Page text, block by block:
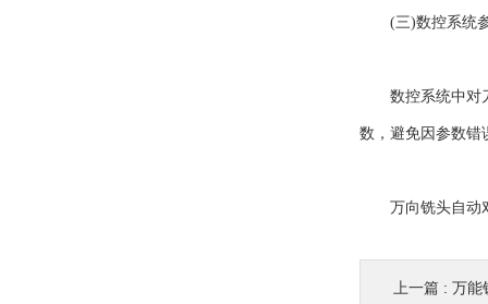
(三)数控系统
数控系统中对刀
数，避免因参数错
万向铣头自动对
上一篇 : 万能